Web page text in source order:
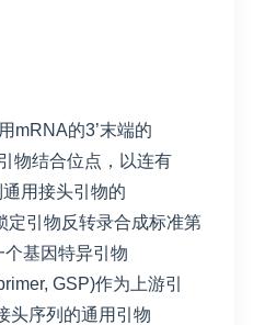
mRNA的3’末端的
物结合位点，以连有
用接头引物的
定引物反转录合成标准第
基因特异引物
GSP)作为上游引
头序列的通用引物